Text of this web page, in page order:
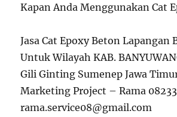
Kapan Anda Menggunakan Cat
Jasa Cat Epoxy Beton Lapangan
Untuk Wilayah KAB.
Gili Ginting Sumenep Jawa
Marketing Project – Rama
rama.service08@gmail.com